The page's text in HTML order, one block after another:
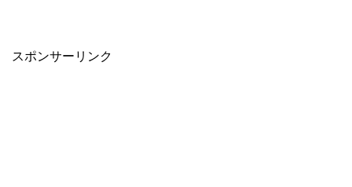
スポンサーリンク